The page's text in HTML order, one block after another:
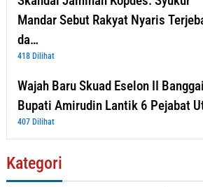
Mandar Sebut Rakyat Nyaris
da…
418 Dilihat
Wajah Baru Skuad Eselon II
Bupati Amirudin Lantik 6 Pejabat
407 Dilihat
Kategori